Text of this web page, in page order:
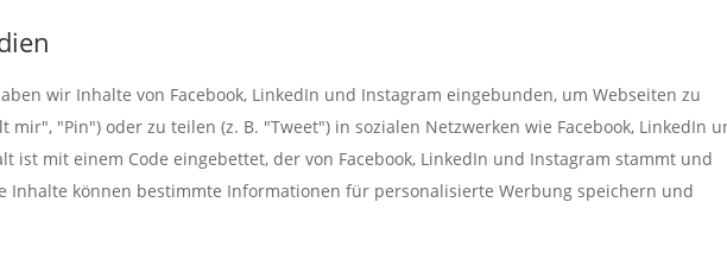
wir Inhalte von Facebook, LinkedIn und Instagram eingebunden, um Webseiten zu
mir", "Pin") oder zu teilen (z. B. "Tweet") in sozialen Netzwerken wie Facebook, LinkedIn
ist mit einem Code eingebettet, der von Facebook, LinkedIn und Instagram stammt und
Inhalte können bestimmte Informationen für personalisierte Werbung speichern und